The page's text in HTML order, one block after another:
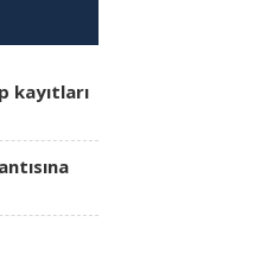
kayıtları